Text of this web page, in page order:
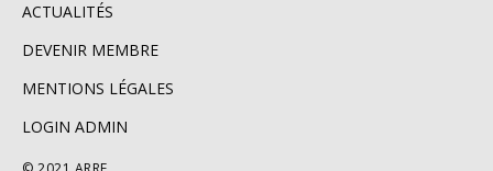
ACTUALITÉS
DEVENIR MEMBRE
MENTIONS LÉGALES
LOGIN ADMIN